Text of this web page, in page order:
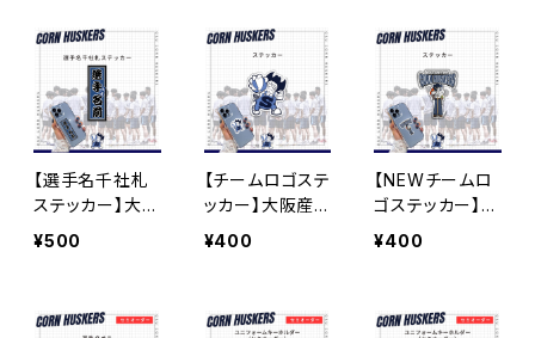
【選手名千社札
ステッカー】大阪
産業大学バスケ
¥500
【チームロゴステ
ッカー】大阪産
業大学バスケ部
¥400
【NEWチームロ
ゴステッカー】大
阪産業大学バス
¥400